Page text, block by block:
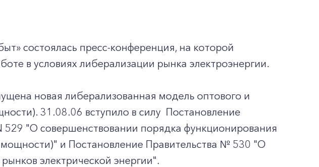
состоялась пресс-конференция, на которой
в условиях либерализации рынка электроэнергии.
новая либерализованная модель оптового и
31.08.06 вступило в силу Постановление
529 "О совершенствовании порядка функционирования
и Постановление Правительства № 530 "О
электрической энергии".